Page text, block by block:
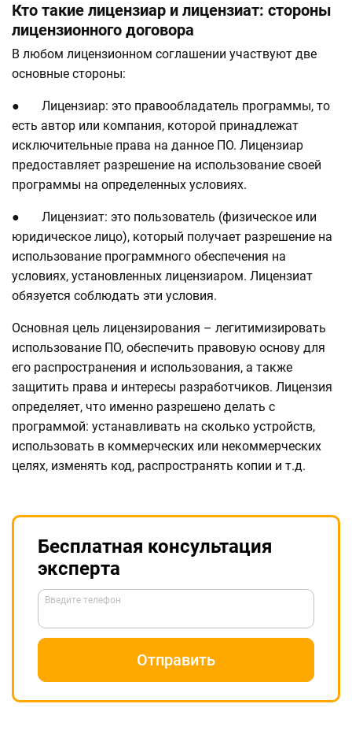
Кто такие лицензиар и лицензиат: стороны
лицензионного договора
В любом лицензионном соглашении участвуют две
основные стороны:
● Лицензиар: это правообладатель программы, то
есть автор или компания, которой принадлежат
исключительные права на данное ПО. Лицензиар
предоставляет разрешение на использование своей
программы на определенных условиях.
● Лицензиат: это пользователь (физическое или
юридическое лицо), который получает разрешение на
использование программного обеспечения на
условиях, установленных лицензиаром. Лицензиат
обязуется соблюдать эти условия.
Основная цель лицензирования – легитимизировать
использование ПО, обеспечить правовую основу для
его распространения и использования, а также
защитить права и интересы разработчиков. Лицензия
определяет, что именно разрешено делать с
программой: устанавливать на сколько устройств,
использовать в коммерческих или некоммерческих
целях, изменять код, распространять копии и т.д.
Бесплатная консультация
эксперта
Введите телефон
Отправить